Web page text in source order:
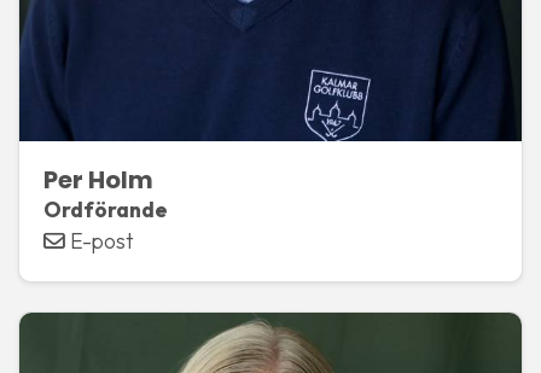
Per Holm
Ordförande
E-post